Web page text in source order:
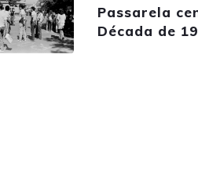
Passarela
Década de